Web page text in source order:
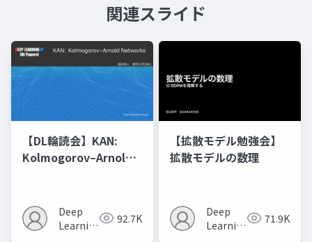
関連スライド
【DL輪読会】KAN:
Kolmogorov–Arnold
Deep
Learning
92.7K
【拡散モデル勉強会】
拡散モデルの数理
Deep
Learning
71.9K